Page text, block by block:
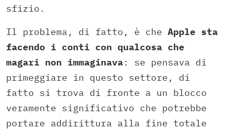
sfizio.
Il problema, di fatto, è che Apple sta
facendo i conti con qualcosa che
magari non immaginava: se pensava di
primeggiare in questo settore, di
fatto si trova di fronte a un blocco
veramente significativo che potrebbe
portare addirittura alla fine totale